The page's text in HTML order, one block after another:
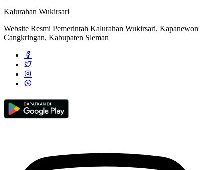
Kalurahan Wukirsari
Website Resmi Pemerintah Kalurahan Wukirsari, Kapanewon
Cangkringan, Kabupaten Sleman